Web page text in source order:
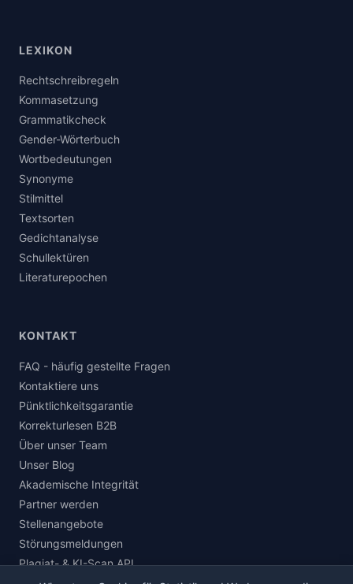
LEXIKON
Rechtschreibregeln
Kommasetzung
Grammatikcheck
Gender-Wörterbuch
Wortbedeutungen
Synonyme
Stilmittel
Textsorten
Gedichtanalyse
Schullektüren
Literaturepochen
KONTAKT
FAQ - häufig gestellte Fragen
Kontaktiere uns
Pünktlichkeitsgarantie
Korrekturlesen B2B
Über unser Team
Unser Blog
Akademische Integrität
Partner werden
Stellenangebote
Störungsmeldungen
Plagiat- & KI-Scan API